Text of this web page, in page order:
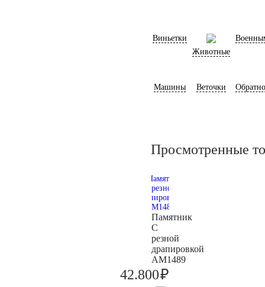
Виньетки
Животные
Машины Веточки
Просмотренные
Памятник
С
резной
драпировкой
AM1489
42.800₽